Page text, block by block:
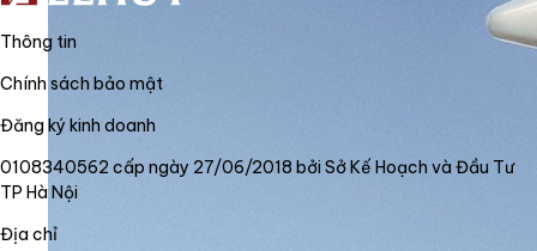
Thông tin
Chính sách bảo mật
Đăng ký kinh doanh
0108340562 cấp ngày 27/06/2018 bởi Sở Kế Hoạch và Đầu Tư
TP Hà Nội
Địa chỉ